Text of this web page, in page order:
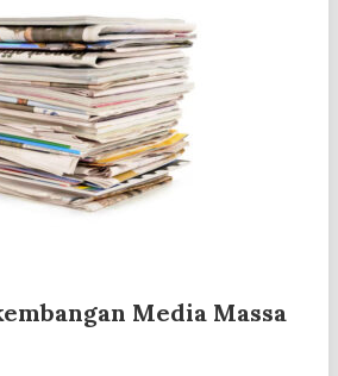
Media Massa